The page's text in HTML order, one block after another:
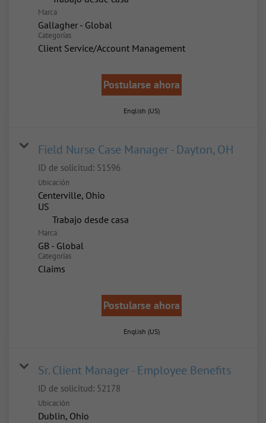
Marca
Gallagher - Global
Categorías
Client Service/Account Management
Postularse ahora
English (US)
Field Nurse Case Manager - Dayton, OH
ID de solicitud: 51596
Ubicación
Centerville, Ohio
inicio
Trabajo desde casa
Marca
GB - Global
Categorías
Claims
Postularse ahora
English (US)
Sr. Client Manager - Employee Benefits
ID de solicitud: 52178
Ubicación
Dublin, Ohio